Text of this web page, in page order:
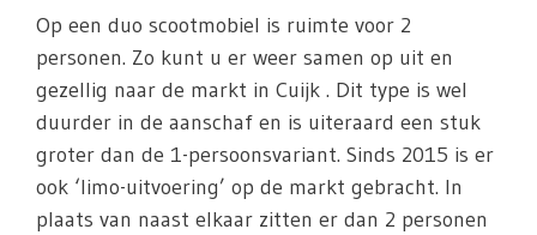
Op een duo scootmobiel is ruimte voor 2
personen. Zo kunt u er weer samen op uit en
gezellig naar de markt in Cuijk . Dit type is wel
duurder in de aanschaf en is uiteraard een stuk
groter dan de 1-persoonsvariant. Sinds 2015 is er
ook ‘limo-uitvoering’ op de markt gebracht. In
plaats van naast elkaar zitten er dan 2 personen